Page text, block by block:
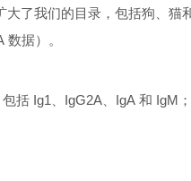
了我们的目录，包括狗、猫
据）。
括 Ig1、IgG2A、IgA 和 IgM；